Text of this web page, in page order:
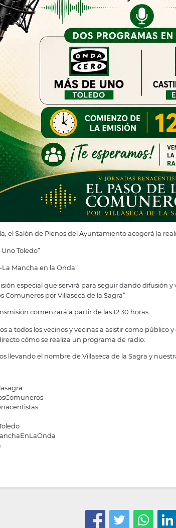
el Salón de Plenos del Ayuntamiento acogerá la
Uno Toledo”
La Mancha en la Onda”
especial que servirá para seguir dando difusión
Comuneros por Villaseca de la Sagra”.
comenzará a partir de las 12:30 horas.
a todos los vecinos y vecinas a asistir como público
cómo se realiza un programa de radio.
llevando el nombre de Villaseca de la Sagra y